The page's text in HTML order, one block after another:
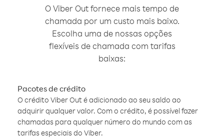
O Viber Out fornece mais tempo de
chamada por um custo mais baixo.
Escolha uma de nossas opções
flexíveis de chamada com tarifas
baixas:
Pacotes de crédito
O crédito Viber Out é adicionado ao seu saldo ao
adquirir qualquer valor. Com o crédito, é possível fazer
chamadas para qualquer número do mundo com as
tarifas especiais do Viber.